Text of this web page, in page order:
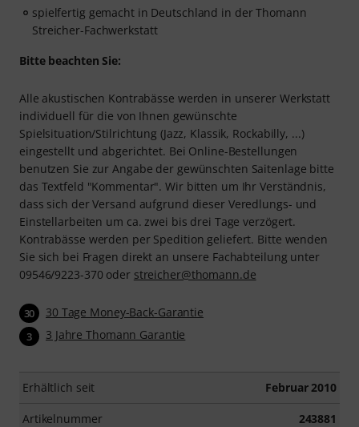
spielfertig gemacht in Deutschland in der Thomann
Streicher-Fachwerkstatt
Bitte beachten Sie:
Alle akustischen Kontrabässe werden in unserer Werkstatt
individuell für die von Ihnen gewünschte
Spielsituation/Stilrichtung (Jazz, Klassik, Rockabilly, ...)
eingestellt und abgerichtet. Bei Online-Bestellungen
benutzen Sie zur Angabe der gewünschten Saitenlage bitte
das Textfeld "Kommentar". Wir bitten um Ihr Verständnis,
dass sich der Versand aufgrund dieser Veredlungs- und
Einstellarbeiten um ca. zwei bis drei Tage verzögert.
Kontrabässe werden per Spedition geliefert. Bitte wenden
Sie sich bei Fragen direkt an unsere Fachabteilung unter
09546/9223-370 oder streicher@thomann.de
30 30 Tage Money-Back-Garantie
3 3 Jahre Thomann Garantie
Erhältlich seit Februar 2010
Artikelnummer 243881